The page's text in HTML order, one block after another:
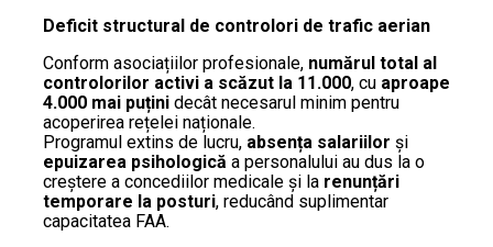
Deficit structural de controlori de trafic aerian
Conform asociațiilor profesionale, numărul total al
controlorilor activi a scăzut la 11.000, cu aproape
4.000 mai puțini decât necesarul minim pentru
acoperirea rețelei naționale.
Programul extins de lucru, absența salariilor și
epuizarea psihologică a personalului au dus la o
creștere a concediilor medicale și la renunțări
temporare la posturi, reducând suplimentar
capacitatea FAA.